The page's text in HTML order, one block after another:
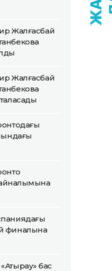
Жалғасбай
Жалғасбай
айналымына
финалына
бас